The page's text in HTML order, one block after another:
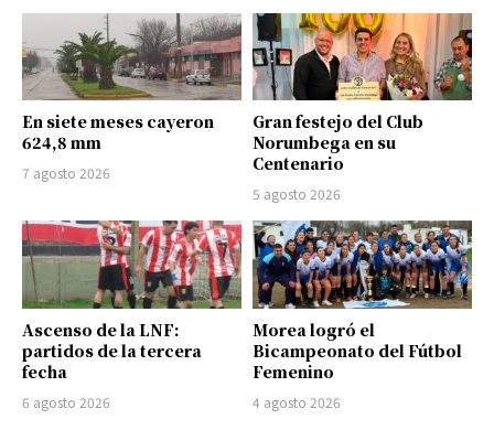
En siete meses cayeron
624,8 mm
7 agosto 2026
Gran festejo del Club
Norumbega en su
Centenario
5 agosto 2026
Ascenso de la LNF:
partidos de la tercera
fecha
6 agosto 2026
Morea logró el
Bicampeonato del Fútbol
Femenino
4 agosto 2026